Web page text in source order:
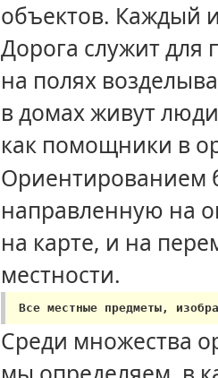
объектов. Каждый
Дорога служит для
на полях
в домахживут
как помощники в
Ориентированием
направленную на
на карте, и на
местности.
Все местные предметы,
Среди множества